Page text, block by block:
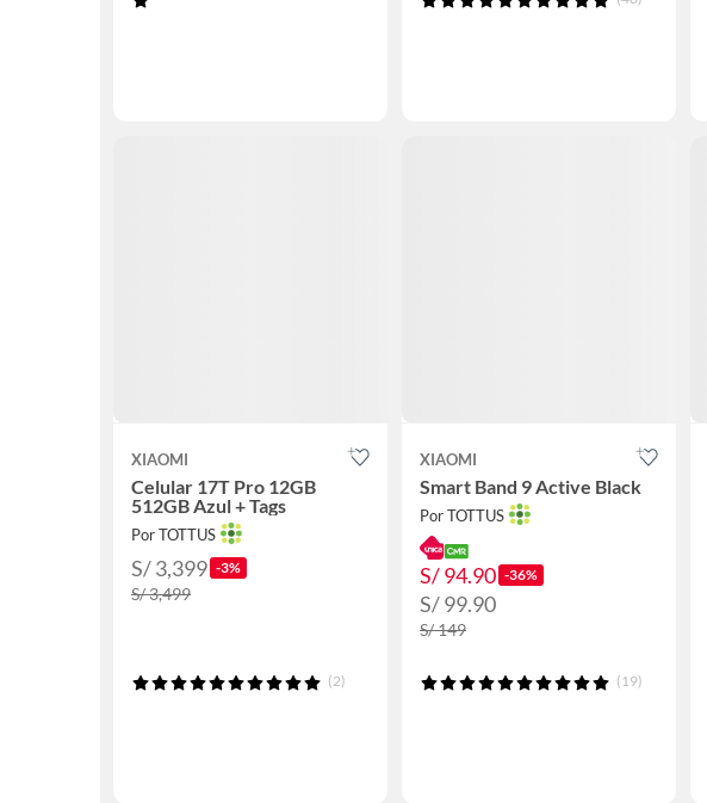
XIAOMI
Celular 17T Pro 12GB
512GB Azul + Tags
Por TOTTUS
S/ 3,399 -3%
S/ 3,499
(2)
XIAOMI
Smart Band 9 Active Black
Por TOTTUS
S/ 94.90 -36%
S/ 99.90
S/ 149
(19)